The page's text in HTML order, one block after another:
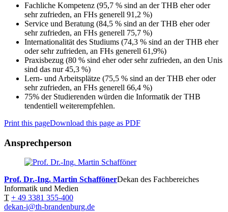
Fachliche Kompetenz (95,7 % sind an der THB eher oder
sehr zufrieden, an FHs generell 91,2 %)
Service und Beratung (84,5 % sind an der THB eher oder
sehr zufrieden, an FHs generell 75,7 %)
Internationalität des Studiums (74,3 % sind an der THB eher
oder sehr zufrieden, an FHs generell 61,9%)
Praxisbezug (80 % sind eher oder sehr zufrieden, an den Unis
sind das nur 45,3 %)
Lern- und Arbeitsplätze (75,5 % sind an der THB eher oder
sehr zufrieden, an FHs generell 66,4 %)
75% der Studierenden würden die Informatik der THB
tendentiell weiterempfehlen.
Print this pageDownload this page as PDF
Ansprechperson
Prof. Dr.-Ing. Martin SchaffönerDekan des Fachbereiches
Informatik und Medien
T + 49 3381 355-400
dekan-i@th-brandenburg.de